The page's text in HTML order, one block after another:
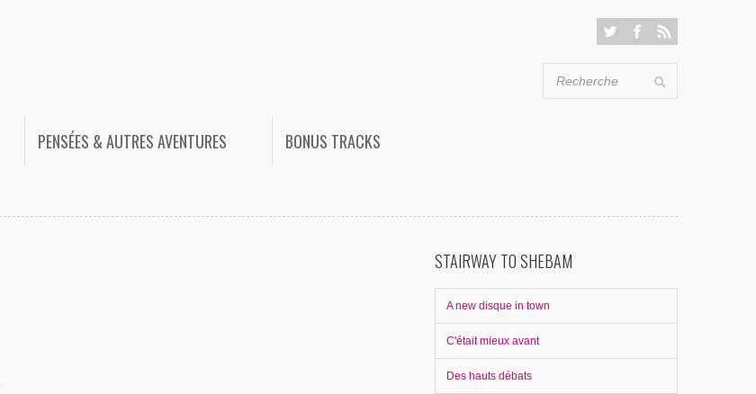
PENSÉES & AUTRES AVENTURES BONUS TRACKS
STAIRWAY TO SHEBAM
A new disque in town
C'était mieux avant
Des hauts débats